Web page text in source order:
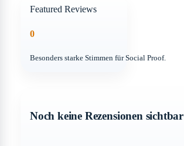
Featured Reviews
0
Besonders starke Stimmen für Social Proof.
Noch keine Rezensionen sichtbar